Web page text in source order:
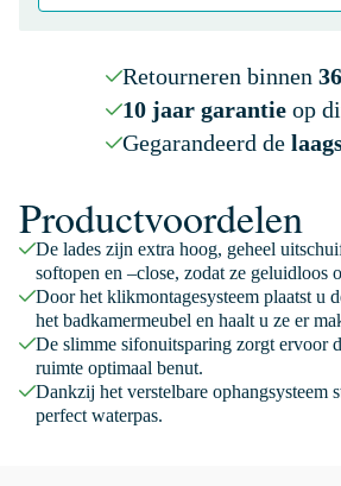
Retourneren binnen
10 jaar garantieop
Gegarandeerd de
Productvoordelen
De lades zijn extra hoog, geheel
softopen en –close, zodat ze geluidloos
Door het klikmontagesysteem plaatst u
het badkamermeubel en haalt u ze er
De slimme sifonuitsparing zorgt ervoor
ruimte optimaal benut.
Dankzij het verstelbare ophangsysteem
perfect waterpas.